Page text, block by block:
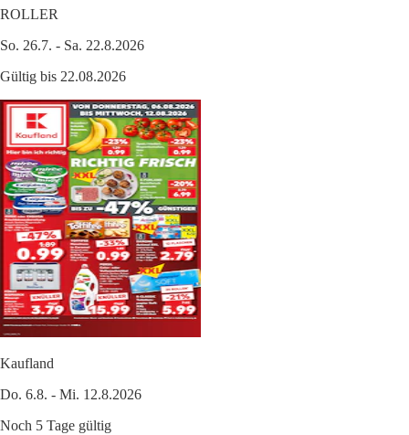
ROLLER
So. 26.7. - Sa. 22.8.2026
Gültig bis 22.08.2026
Kaufland
Do. 6.8. - Mi. 12.8.2026
Noch 5 Tage gültig